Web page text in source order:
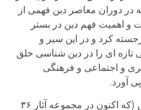
در دوران معاصر دین فهمی از
و اهمیت فهم دین در بستر
کرد و در این سیر و
تازه ای را در دین شناسی خلق
و اجتماعی و فرهنگی
آورد.
شریعتی و افکار و آموزه هایش (که اکنون در مجموعه آثار ۳۶